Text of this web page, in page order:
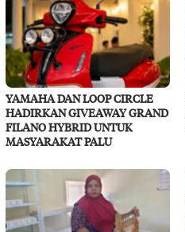
YAMAHA DAN LOOP CIRCLE
HADIRKAN GIVEAWAY GRAND
FILANO HYBRID UNTUK
MASYARAKAT PALU